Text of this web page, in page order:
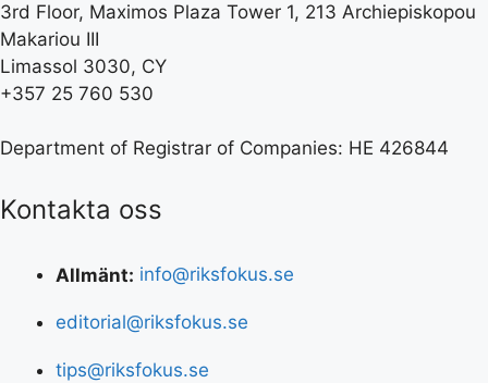
3rd Floor, Maximos Plaza Tower 1, 213 Archiepiskopou
Makariou III
Limassol 3030, CY
+357 25 760 530
Department of Registrar of Companies: HE 426844
Kontakta oss
Allmänt: info@riksfokus.se
editorial@riksfokus.se
tips@riksfokus.se